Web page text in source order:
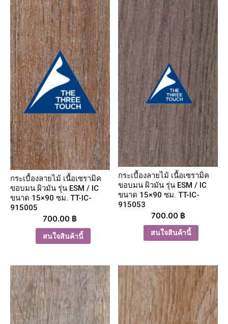
กระเบื้องลายไม้ เนื้อเซรามิค
ขอบมน ผิวมัน รุ่น ESM / IC
ขนาด 15×90 ซม. TT-IC-
915005
700.00 ฿
สนใจสินค้านี้
กระเบื้องลายไม้ เนื้อเซรามิค
ขอบมน ผิวมัน รุ่น ESM / IC
ขนาด 15×90 ซม. TT-IC-
915053
700.00 ฿
สนใจสินค้านี้